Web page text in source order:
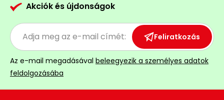
Akciók és újdonságok
Feliratkozás
Az e-mail megadásával beleegyezik a személyes adatok
feldolgozásába